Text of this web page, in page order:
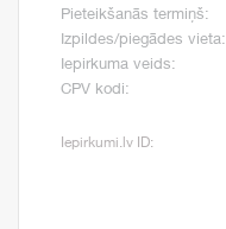
Pieteikšanās termiņš:
Izpildes/piegādes vieta:
Iepirkuma veids:
CPV kodi:
Iepirkumi.lv ID: